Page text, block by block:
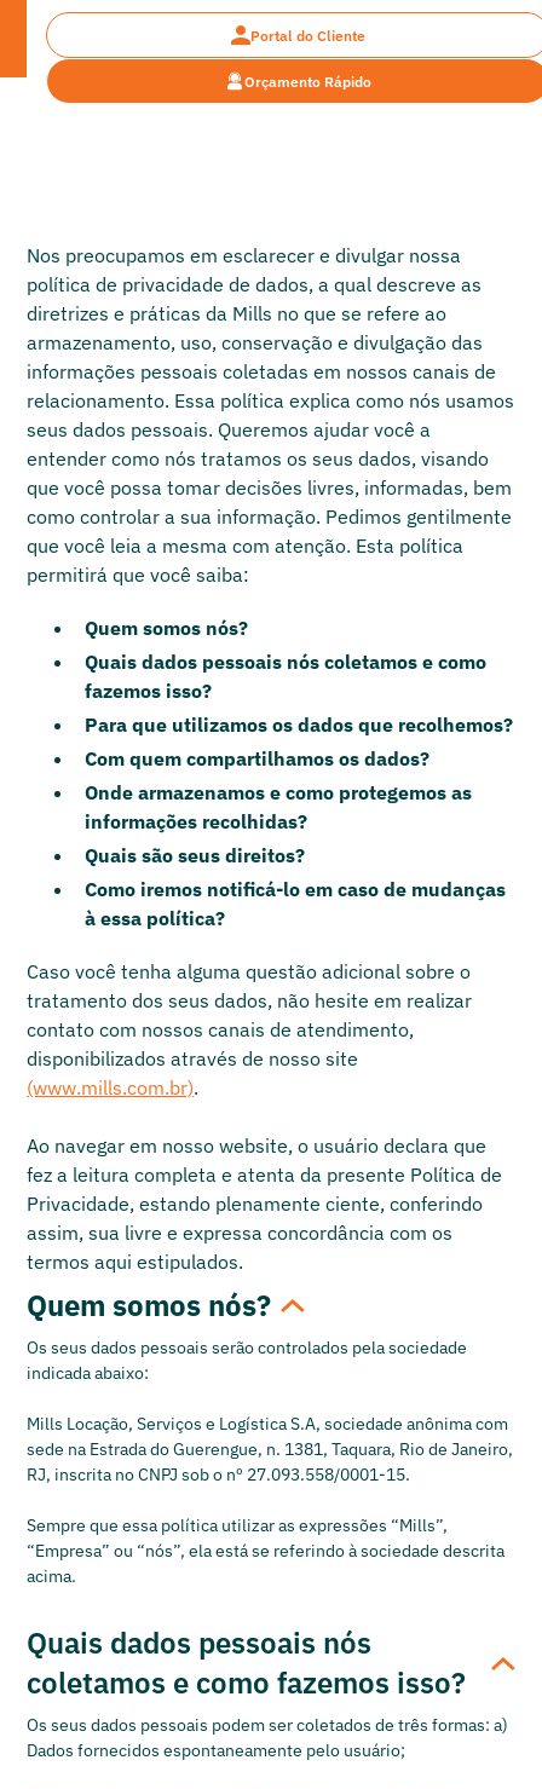
Orçamento Rápido
Portal do Cliente
Nos preocupamos em esclarecer e divulgar nossa
política de privacidade de dados, a qual descreve as
diretrizes e práticas da Mills no que se refere ao
armazenamento, uso, conservação e divulgação das
informações pessoais coletadas em nossos canais de
relacionamento. Essa política explica como nós usamos
seus dados pessoais. Queremos ajudar você a
entender como nós tratamos os seus dados, visando
que você possa tomar decisões livres, informadas, bem
como controlar a sua informação. Pedimos gentilmente
que você leia a mesma com atenção. Esta política
permitirá que você saiba:
Quem somos nós?
Quais dados pessoais nós coletamos e como
fazemos isso?
Para que utilizamos os dados que recolhemos?
Com quem compartilhamos os dados?
Onde armazenamos e como protegemos as
informações recolhidas?
Quais são seus direitos?
Como iremos notificá-lo em caso de mudanças
à essa política?
Caso você tenha alguma questão adicional sobre o
tratamento dos seus dados, não hesite em realizar
contato com nossos canais de atendimento,
disponibilizados através de nosso site
(www.mills.com.br).
Ao navegar em nosso website, o usuário declara que
fez a leitura completa e atenta da presente Política de
Privacidade, estando plenamente ciente, conferindo
assim, sua livre e expressa concordância com os
termos aqui estipulados.
Quem somos nós?
Os seus dados pessoais serão controlados pela sociedade
indicada abaixo:
Mills Locação, Serviços e Logística S.A, sociedade anônima com
sede na Estrada do Guerengue, n. 1381, Taquara, Rio de Janeiro,
RJ, inscrita no CNPJ sob o nº 27.093.558/0001-15.
Sempre que essa política utilizar as expressões “Mills”,
“Empresa” ou “nós”, ela está se referindo à sociedade descrita
acima.
Quais dados pessoais nós
coletamos e como fazemos isso?
Os seus dados pessoais podem ser coletados de três formas: a)
Dados fornecidos espontaneamente pelo usuário;